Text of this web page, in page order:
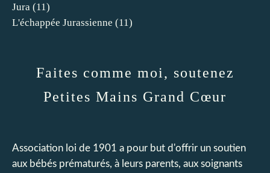
Jura (11)
L'échappée Jurassienne (11)
Faites comme moi, soutenez
Petites Mains Grand Cœur
Association loi de 1901 a pour but d'offrir un soutien
aux bébés prématurés, à leurs parents, aux soignants